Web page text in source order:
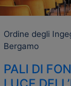
Ordine degli
Bergamo
PALI DI